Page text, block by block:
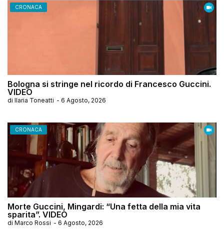
CRONACA
Bologna si stringe nel ricordo di Francesco Guccini.
VIDEO
di Ilaria Toneatti - 6 Agosto, 2026
CRONACA
Morte Guccini, Mingardi: “Una fetta della mia vita
sparita”. VIDEO
di Marco Rossi - 6 Agosto, 2026